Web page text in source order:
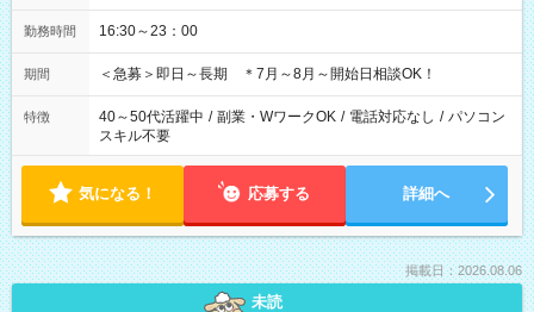
勤務時間 16:30～23：00
期間 ＜急募＞即日～長期 ＊7月～8月～開始日相談OK！
特徴 40～50代活躍中 / 副業・WワークOK / 電話対応なし / パソコン
スキル不要
気になる！ 応募する 詳細へ
掲載日：2026.08.06
未読